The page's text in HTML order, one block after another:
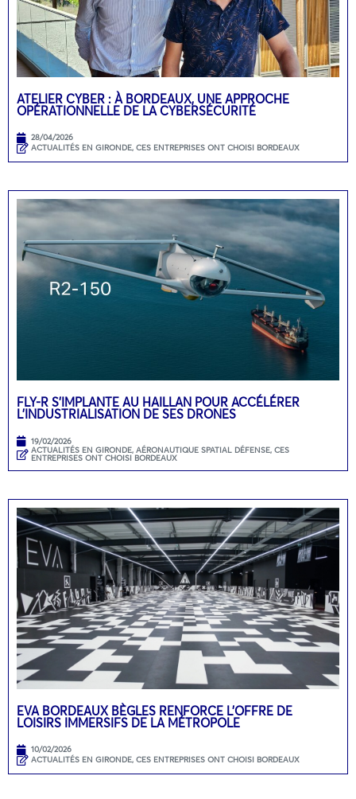
ATELIER CYBER : À BORDEAUX, UNE APPROCHE
OPÉRATIONNELLE DE LA CYBERSÉCURITÉ
28/04/2026
ACTUALITÉS EN GIRONDE, CES ENTREPRISES ONT CHOISI BORDEAUX
FLY-R S’IMPLANTE AU HAILLAN POUR ACCÉLÉRER
L’INDUSTRIALISATION DE SES DRONES
19/02/2026
ACTUALITÉS EN GIRONDE, AÉRONAUTIQUE SPATIAL DÉFENSE, CES
ENTREPRISES ONT CHOISI BORDEAUX
EVA BORDEAUX BÈGLES RENFORCE L’OFFRE DE
LOISIRS IMMERSIFS DE LA MÉTROPOLE
10/02/2026
ACTUALITÉS EN GIRONDE, CES ENTREPRISES ONT CHOISI BORDEAUX